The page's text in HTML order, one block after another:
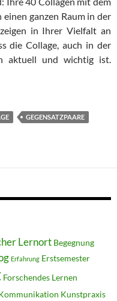
ganzen Raum in der
in Ihrer Vielfalt an
die Collage, auch in der
aktuell und wichtig ist.
GEGENSATZPAARE
Lernort Begegnung
Erfahrung Erstsemester
Forschendes Lernen
Kunstpraxis